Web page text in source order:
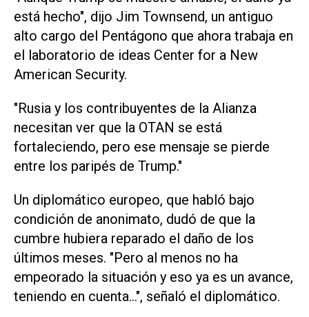
está hecho", dijo Jim Townsend, un antiguo
alto cargo del Pentágono que ahora trabaja en
el laboratorio de ideas Center for a New
American Security.
"Rusia y ​los contribuyentes de la ‌Alianza
necesitan ver que la OTAN se está
fortaleciendo, pero ese mensaje se pierde
entre los paripés de Trump."
Un diplomático europeo, que habló bajo
condición de anonimato, dudó de que la
cumbre hubiera reparado el daño de los
últimos meses. "Pero al menos no ha
empeorado la situación y eso ya es un avance,
teniendo en cuenta...", señaló el diplomático.